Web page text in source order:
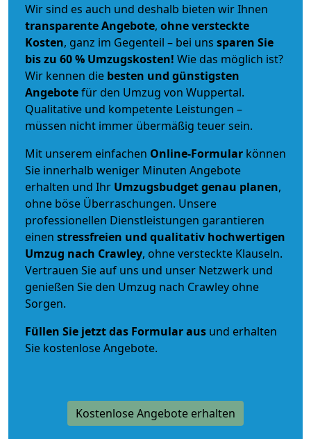
Wir sind es auch und deshalb bieten wir Ihnen
transparente Angebote, ohne versteckte
Kosten, ganz im Gegenteil – bei uns sparen Sie
bis zu 60 % Umzugskosten! Wie das möglich ist?
Wir kennen die besten und günstigsten
Angebotefür den Umzug von Wuppertal.
Qualitative und kompetente Leistungen –
müssen nicht immer übermäßig teuer sein.
Mit unserem einfachen Online-Formular können
Sie innerhalb weniger Minuten Angebote
erhalten und Ihr Umzugsbudgetgenau planen,
ohne böse Überraschungen. Unsere
professionellen Dienstleistungen garantieren
einen stressfreien und qualitativ hochwertigen
Umzug nach Crawley, ohne versteckte Klauseln.
Vertrauen Sie auf uns und unser Netzwerk und
genießen Sie den Umzug nach Crawley ohne
Sorgen.
Füllen Sie jetzt das Formular aus und erhalten
Sie kostenlose Angebote.
Kostenlose Angebote erhalten